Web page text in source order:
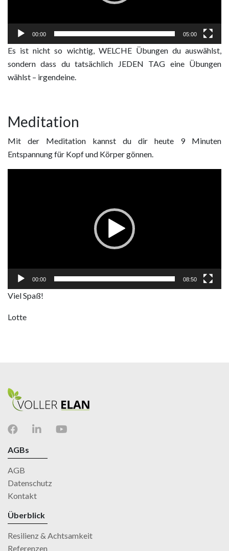
00:00 05:00
Es ist nicht so wichtig, WELCHE Übungen du auswählst,
sondern dass du tatsächlich JEDEN TAG eine Übungen
wählst – irgendeine.
Meditation
Mit der Meditation kannst du dir heute 9 Minuten
Entspannung für Kopf und Körper gönnen.
00:00 08:50
Viel Spaß!
Lotte
AGBs
AGB
Datenschutz
Kontakt
Überblick
Resilienz & Achtsamkeit
Referenzen